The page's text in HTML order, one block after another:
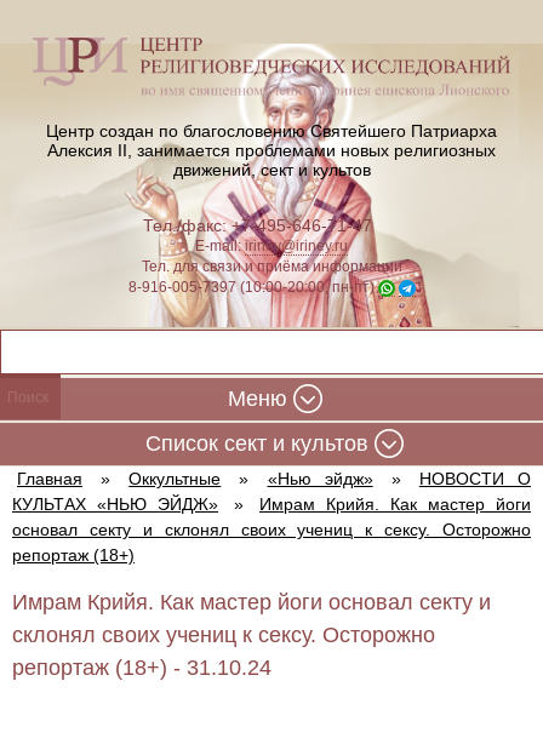
Центр создан по благословению Святейшего Патриарха
Алексия II, занимается проблемами новых религиозных
движений, сект и культов
Тел./факс: +7-495-646-71-47
E-mail:iriney@iriney.ru
Тел. для связи и приёма информации
8-916-005-7397 (10:00-20:00, пн-пт)
Меню
Cписок сект и культов
Главная » Оккультные » «Нью эйдж» »
НОВОСТИ О
КУЛЬТАХ «НЬЮ ЭЙДЖ»
»
Имрам Крийя. Как мастер йоги
основал секту и склонял своих учениц к сексу. Осторожно
репортаж (18+)
Имрам Крийя. Как мастер йоги основал секту и
склонял своих учениц к сексу. Осторожно
репортаж (18+) - 31.10.24